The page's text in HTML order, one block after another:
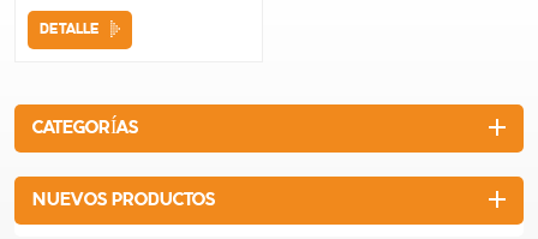
barro, yeso, cemento, etc.Es
una herramienta conveniente
DETALLE
CATEGORÍAS
NUEVOS PRODUCTOS